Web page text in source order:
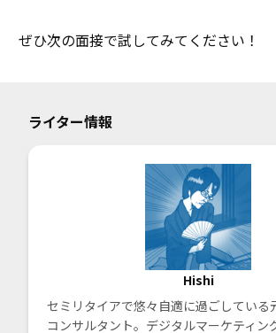
ぜひ次の面接で試してみてください！
ライター情報
Hishi
セミリタイアで悠々自適に過ごしている
コンサルタント。デジタルマーケティン